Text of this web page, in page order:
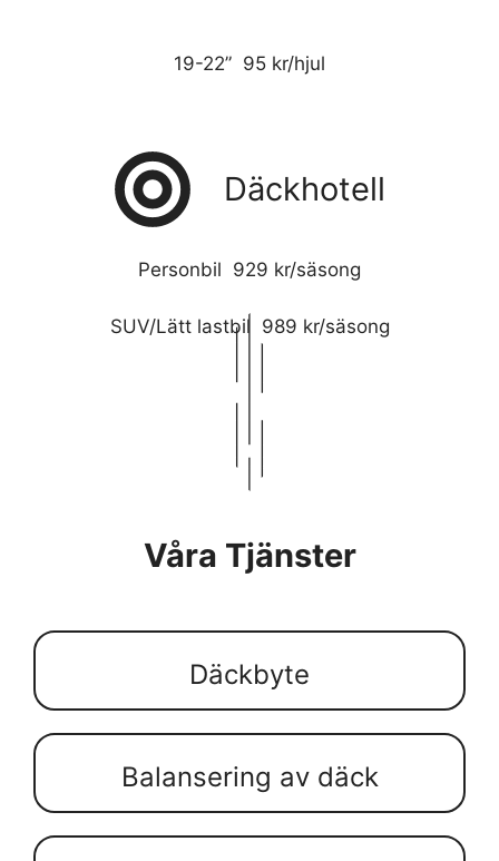
19-22” 95 kr/hjul
Däckhotell
Personbil 929 kr/säsong
SUV/Lätt lastbil 989 kr/säsong
Våra Tjänster
Däckbyte
Balansering av däck